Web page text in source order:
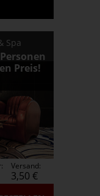
Spa
Preis!
Versand:
3,50 €